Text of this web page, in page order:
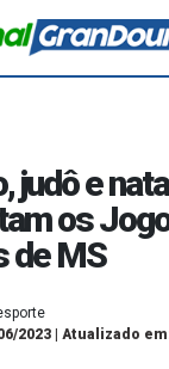
judô e
os
de MS
2023 | Atualizado